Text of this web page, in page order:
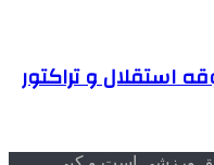
استقلال و تراکتور